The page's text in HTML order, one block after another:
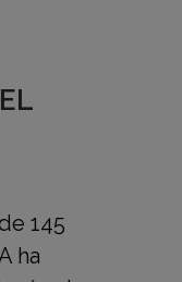
145
ha